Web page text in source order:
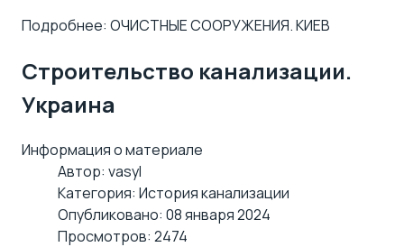
Подробнее: ОЧИСТНЫЕ СООРУЖЕНИЯ. КИЕВ
Строительство канализации.
Украина
Информация о материале
Автор: vasyl
Категория: История канализации
Опубликовано: 08 января 2024
Просмотров: 2474